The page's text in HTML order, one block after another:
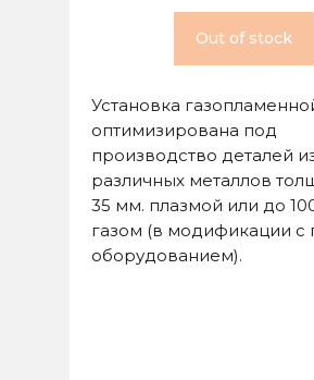
Out of stock
Установка
оптимизирована под
производство деталей
различных металлов
35 мм. плазмой или до
газом (в модификации с
оборудованием).